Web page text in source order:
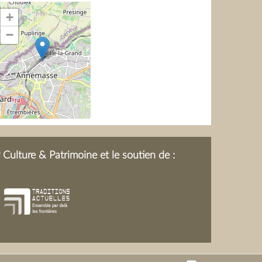
+
−
Culture & Patrimoine et le soutien de :